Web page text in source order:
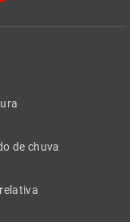
de chuva